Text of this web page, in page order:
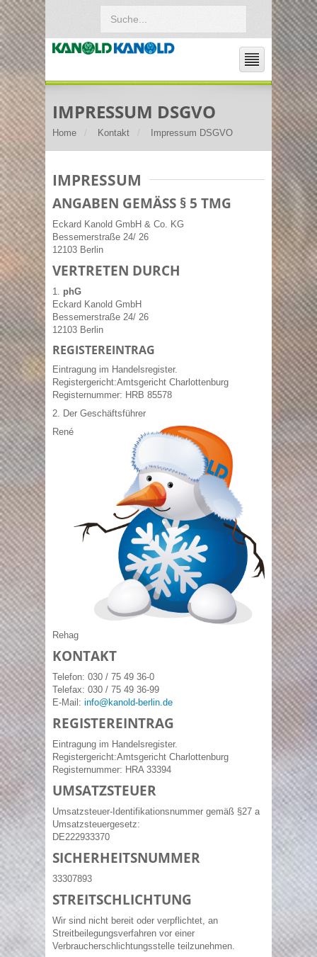
IMPRESSUM DSGVO
Home Kontakt Impressum DSGVO
IMPRESSUM
ANGABEN GEMÄSS § 5 TMG
Eckard Kanold GmbH & Co. KG
Bessemerstraße 24/ 26
12103 Berlin
VERTRETEN DURCH
1. phG
Eckard Kanold GmbH
Bessemerstraße 24/ 26
12103 Berlin
REGISTEREINTRAG
Eintragung im Handelsregister.
Registergericht:Amtsgericht Charlottenburg
Registernummer: HRB 85578
2. Der Geschäftsführer
René
Rehag
KONTAKT
Telefon: 030 / 75 49 36-0
Telefax: 030 / 75 49 36-99
E-Mail: info@kanold-berlin.de
REGISTEREINTRAG
Eintragung im Handelsregister.
Registergericht:Amtsgericht Charlottenburg
Registernummer: HRA 33394
UMSATZSTEUER
Umsatzsteuer-Identifikationsnummer gemäß §27 a
Umsatzsteuergesetz:
DE222933370
SICHERHEITSNUMMER
33307893
STREITSCHLICHTUNG
Wir sind nicht bereit oder verpflichtet, an
Streitbeilegungsverfahren vor einer
Verbraucherschlichtungsstelle teilzunehmen.